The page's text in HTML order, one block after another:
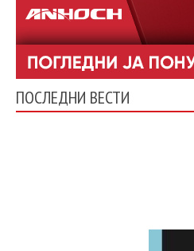
ПОСЛЕДНИ ВЕСТИ